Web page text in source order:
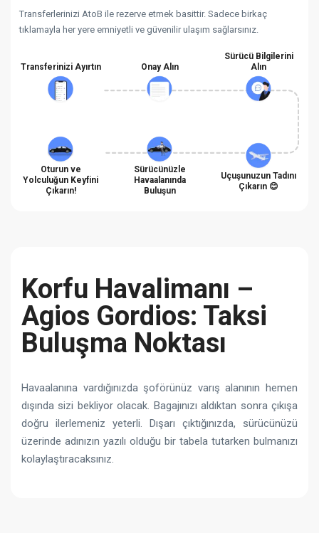
Transferlerinizi AtoB ile rezerve etmek basittir. Sadece birkaç
tıklamayla her yere emniyetli ve güvenilir ulaşım sağlarsınız.
Transferinizi Ayırtın Onay Alın
Sürücü Bilgilerini
Alın
Oturun ve
Yolculuğun Keyfini
Çıkarın!
Sürücünüzle
Havaalanında
Buluşun
Uçuşunuzun Tadını
Çıkarın 😊
Korfu Havalimanı –
Agios Gordios: Taksi
Buluşma Noktası
Havaalanına vardığınızda şoförünüz varış alanının hemen
dışında sizi bekliyor olacak. Bagajınızı aldıktan sonra çıkışa
doğru ilerlemeniz yeterli. Dışarı çıktığınızda, sürücünüzü
üzerinde adınızın yazılı olduğu bir tabela tutarken bulmanızı
kolaylaştıracaksınız.